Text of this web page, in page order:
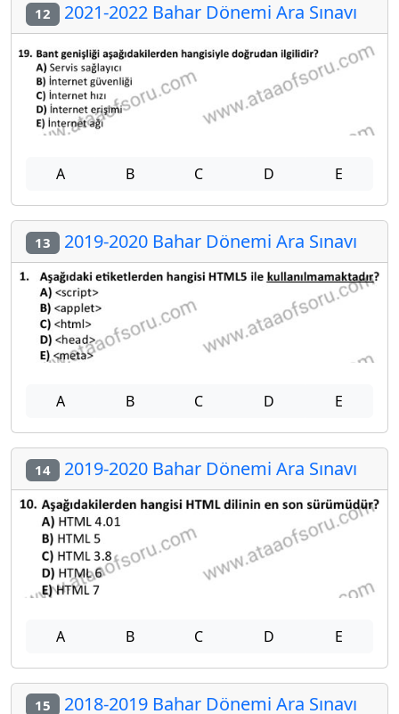
12 2021-2022 Bahar Dönemi Ara Sınavı
A B C D E
13 2019-2020 Bahar Dönemi Ara Sınavı
A B C D E
14 2019-2020 Bahar Dönemi Ara Sınavı
A B C D E
15 2018-2019 Bahar Dönemi Ara Sınavı